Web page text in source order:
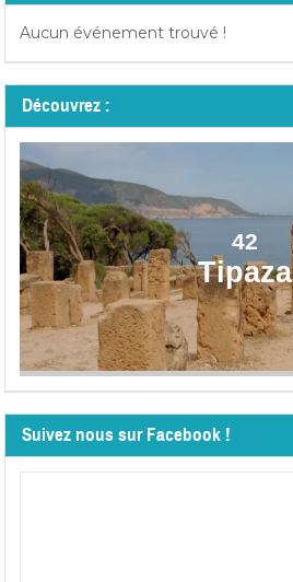
Aucun événement trouvé !
Découvrez :
42
Tipaza
Suivez nous sur Facebook !